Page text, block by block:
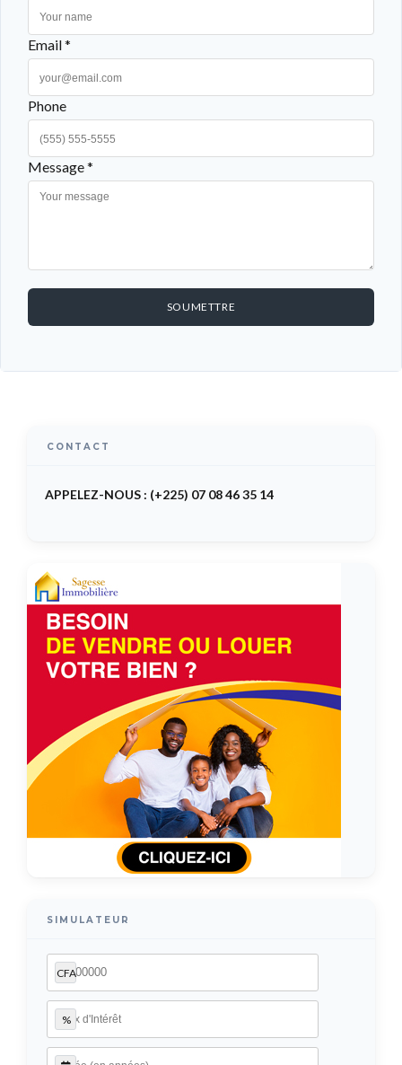
Email *
Phone
Message *
SOUMETTRE
CONTACT
APPELEZ-NOUS : (+225) 07 08 46 35 14
SIMULATEUR
CFA
%